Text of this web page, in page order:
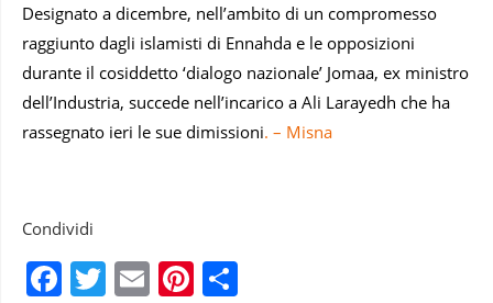
Designato a dicembre, nell’ambito di un compromesso
raggiunto dagli islamisti di Ennahda e le opposizioni
durante il cosiddetto ‘dialogo nazionale’ Jomaa, ex ministro
dell’Industria, succede nell’incarico a Ali Larayedh che ha
rassegnato ieri le sue dimissioni. – Misna
Condividi
Facebook
Twitter
EmailPinterest